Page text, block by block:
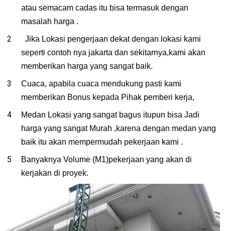
atau semacam cadas itu bisa termasuk dengan
masalah harga .
Jika Lokasi pengerjaan dekat dengan lokasi kami
seperti contoh nya jakarta dan sekitarnya,kami akan
memberikan harga yang sangat baik.
Cuaca, apabila cuaca mendukung pasti kami
memberikan Bonus kepada Pihak pemberi kerja,
Medan Lokasi yang sangat bagus itupun bisa Jadi
harga yang sangat Murah ,karena dengan medan yang
baik itu akan mempermudah pekerjaan kami .
Banyaknya Volume (M1)pekerjaan yang akan di
kerjakan di proyek.